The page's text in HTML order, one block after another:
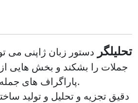
تحلیلگر دستور زبان ژاپنی می
جملات را بشکند و بخش هایی از
پاراگراف های جمله علامت گذاری کند.
دقیق تجزیه و تحلیل و تولید